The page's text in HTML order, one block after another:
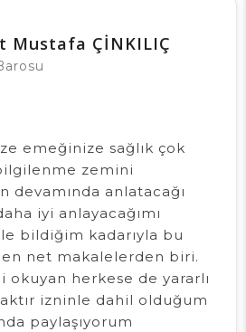
Mustafa ÇİNKILIÇ
emeğinize sağlık çok
zemini
devamında anlatacağı
iyi anlayacağımı
bildiğim kadarıyla bu
en net makalelerden biri.
okuyan herkese de yararlı
izninle dahil olduğum
paylaşıyorum